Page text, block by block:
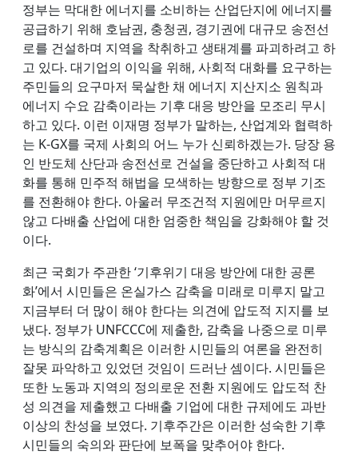
정부는 막대한 에너지를 소비하는 산업단지에 에너지를
공급하기 위해 호남권, 충청권, 경기권에 대규모 송전선
로를 건설하며 지역을 착취하고 생태계를 파괴하려고 하
고 있다. 대기업의 이익을 위해, 사회적 대화를 요구하는
주민들의 요구마저 묵살한 채 에너지 지산지소 원칙과
에너지 수요 감축이라는 기후 대응 방안을 모조리 무시
하고 있다. 이런 이재명 정부가 말하는, 산업계와 협력하
는 K-GX를 국제 사회의 어느 누가 신뢰하겠는가. 당장 용
인 반도체 산단과 송전선로 건설을 중단하고 사회적 대
화를 통해 민주적 해법을 모색하는 방향으로 정부 기조
를 전환해야 한다. 아울러 무조건적 지원에만 머무르지
않고 다배출 산업에 대한 엄중한 책임을 강화해야 할 것
이다.
최근 국회가 주관한 ‘기후위기 대응 방안에 대한 공론
화’에서 시민들은 온실가스 감축을 미래로 미루지 말고
지금부터 더 많이 해야 한다는 의견에 압도적 지지를 보
냈다. 정부가 UNFCCC에 제출한, 감축을 나중으로 미루
는 방식의 감축계획은 이러한 시민들의 여론을 완전히
잘못 파악하고 있었던 것임이 드러난 셈이다. 시민들은
또한 노동과 지역의 정의로운 전환 지원에도 압도적 찬
성 의견을 제출했고 다배출 기업에 대한 규제에도 과반
이상의 찬성을 보였다. 기후주간은 이러한 성숙한 기후
시민들의 숙의와 판단에 보폭을 맞추어야 한다.